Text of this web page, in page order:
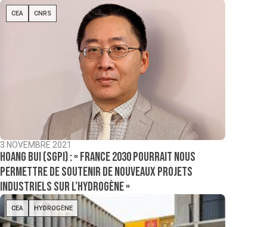
CEA CNRS
3 NOVEMBRE 2021
Hoang Bui (SGPI) : « France 2030 pourrait nous
permettre de soutenir de nouveaux projets
industriels sur l’hydrogène »
CEA HYDROGÈNE